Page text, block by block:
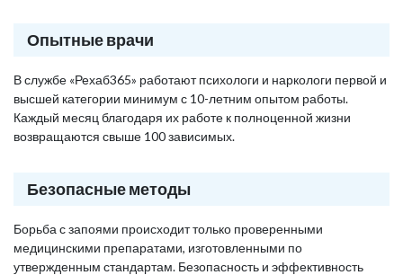
Опытные врачи
В службе «Рехаб365» работают психологи и наркологи первой и
высшей категории минимум с 10-летним опытом работы.
Каждый месяц благодаря их работе к полноценной жизни
возвращаются свыше 100 зависимых.
Безопасные методы
Борьба с запоями происходит только проверенными
медицинскими препаратами, изготовленными по
утвержденным стандартам. Безопасность и эффективность